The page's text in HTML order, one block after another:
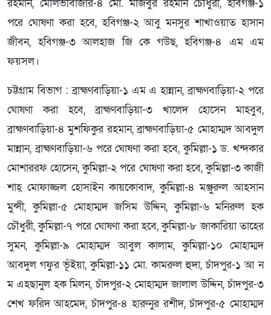
রহমান, মৌলভীবাজার-৪ মো. মজিবুর রহমান চৌধুরী, হবিগঞ্জ-১
পরে ঘোষণা করা হবে, হবিগঞ্জ-২ আবু মনসুর শাখাওয়াত হাসান
জীবন, হবিগঞ্জ-৩ আলহাজ জি কে গউছ, হবিগঞ্জ-৪ এম এম
ফয়সল।
চট্টগ্রাম বিভাগ : ব্রাহ্মণবাড়িয়া-১ এম এ হান্নান, ব্রাহ্মণবাড়িয়া-২ পরে
ঘোষণা করা হবে, ব্রাহ্মণবাড়িয়া-৩ খালেদ হোসেন মাহবুব,
ব্রাহ্মণবাড়িয়া-৪ মুশফিকুর রহমান, ব্রাহ্মণবাড়িয়া-৫ মোহাম্মদ আবদুল
মান্নান, ব্রাহ্মণবাড়িয়া-৬ পরে ঘোষণা করা হবে, কুমিল্লা-১ ড. খন্দকার
মোশাররফ হোসেন, কুমিল্লা-২ পরে ঘোষণা করা হবে, কুমিল্লা-৩ কাজী
শাহ্ মোফাজ্জল হোসাইন কায়কোবাদ, কুমিল্লা-৪ মঞ্জুরুল আহসান
মুন্সী, কুমিল্লা-৫ মোহাম্মদ জসিম উদ্দিন, কুমিল্লা-৬ মনিরুল হক
চৌধুরী, কুমিল্লা-৭ পরে ঘোষণা করা হবে, কুমিল্লা-৮ জাকারিয়া তাহের
সুমন, কুমিল্লা-৯ মোহাম্মদ আবুল কালাম, কুমিল্লা-১০ মোহাম্মদ
আবদুল গফুর ভূঁইয়া, কুমিল্লা-১১ মো. কামরুল হুদা, চাঁদপুর-১ আ ন
ম এহছানুল হক মিলন, চাঁদপুর-২ মোহাম্মদ জালাল উদ্দিন, চাঁদপুর-৩
শেখ ফরিদ আহমেদ, চাঁদপুর-৪ হারুনুর রশীদ, চাঁদপুর-৫ মোহাম্মদ